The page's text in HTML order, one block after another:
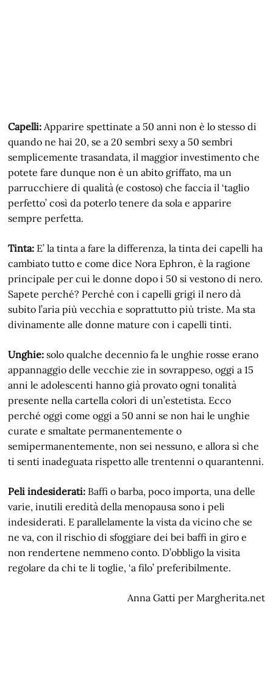
Capelli: Apparire spettinate a 50 anni non è lo stesso di
quando ne hai 20, se a 20 sembri sexy a 50 sembri
semplicemente trasandata, il maggior investimento che
potete fare dunque non è un abito griffato, ma un
parrucchiere di qualità (e costoso) che faccia il ‘taglio
perfetto’ così da poterlo tenere da sola e apparire
sempre perfetta.
Tinta: E’ la tinta a fare la differenza, la tinta dei capelli ha
cambiato tutto e come dice Nora Ephron, è la ragione
principale per cui le donne dopo i 50 si vestono di nero.
Sapete perché? Perché con i capelli grigi il nero dà
subito l’aria più vecchia e soprattutto più triste. Ma sta
divinamente alle donne mature con i capelli tinti.
Unghie: solo qualche decennio fa le unghie rosse erano
appannaggio delle vecchie zie in sovrappeso, oggi a 15
anni le adolescenti hanno già provato ogni tonalità
presente nella cartella colori di un’estetista. Ecco
perché oggi come oggi a 50 anni se non hai le unghie
curate e smaltate permanentemente o
semipermanentemente, non sei nessuno, e allora sì che
ti senti inadeguata rispetto alle trentenni o quarantenni.
Peli indesiderati: Baffi o barba, poco importa, una delle
varie, inutili eredità della menopausa sono i peli
indesiderati. E parallelamente la vista da vicino che se
ne va, con il rischio di sfoggiare dei bei baffi in giro e
non rendertene nemmeno conto. D’obbligo la visita
regolare da chi te li toglie, ‘a filo’ preferibilmente.
Anna Gatti per Margherita.net